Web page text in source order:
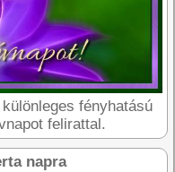
fényhatású
felirattal.
napra